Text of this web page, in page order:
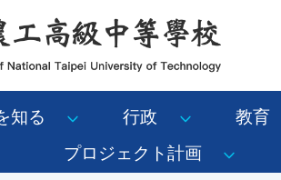
知る 行政 教育
プロジェクト計画